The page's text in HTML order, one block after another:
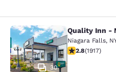
Quality Inn -
30
Quality Inn -
Niagara Falls,
Calificación de
2.8(1917)